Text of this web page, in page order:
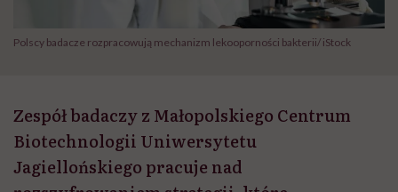
Polscy badacze rozpracowują mechanizm lekooporności bakterii/ iStock
Zespół badaczy z Małopolskiego Centrum
Biotechnologii Uniwersytetu
Jagiellońskiego pracuje nad